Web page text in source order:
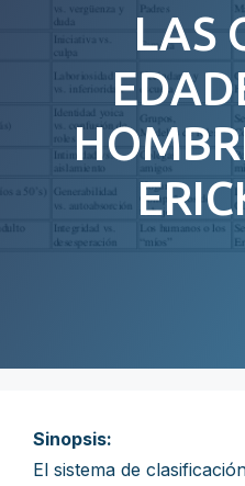
LAS
Sinopsis:
El sistema de